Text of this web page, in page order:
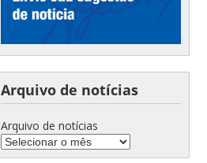
Arquivo de notícias
Arquivo de notícias